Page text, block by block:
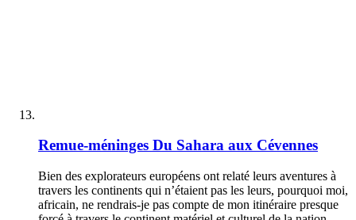
Remue-méninges Du Sahara aux Cévennes
Bien des explorateurs européens ont relaté leurs aventures à
travers les continents qui n’étaient pas les leurs, pourquoi moi,
africain, ne rendrais-je pas compte de mon itinéraire presque